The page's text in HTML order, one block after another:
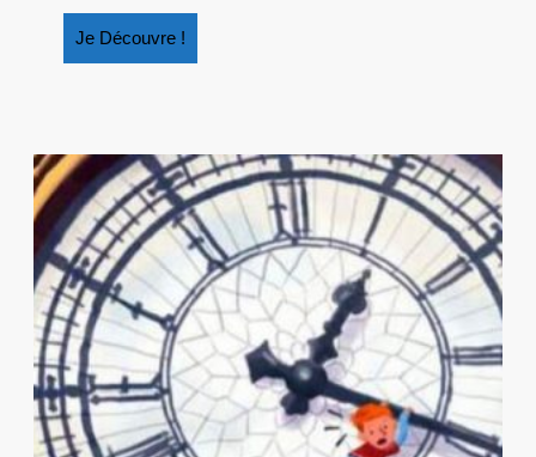
Je Découvre !
Découvre